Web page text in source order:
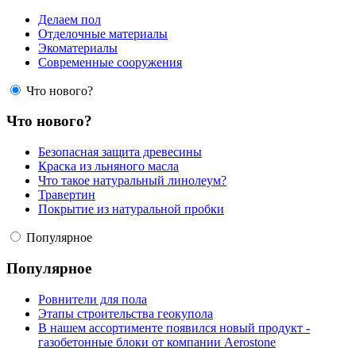
Делаем пол
Отделочные материалы
Экоматериалы
Современные сооружения
Что нового?
Что нового?
Безопасная защита древесины
Краска из льняного масла
Что такое натуральный линолеум?
Травертин
Покрытие из натуральной пробки
Популярное
Популярное
Ровнители для пола
Этапы строительства геокупола
В нашем ассортименте появился новый продукт -
газобетонные блоки от компании Aerostone